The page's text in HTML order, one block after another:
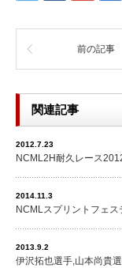
前の記事
関連記事
2012.7.23
NCML2H耐久レース
2014.11.3
NCMLスプリントフェ
2013.9.2
伊沢拓也選手,山本尚貴